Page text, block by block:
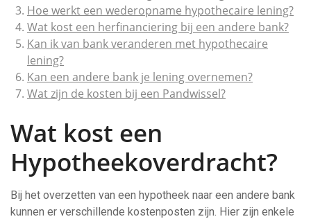
Hoe werkt een wederopname hypothecaire lening?
Wat kost een herfinanciering bij een andere bank?
Kan ik van bank veranderen met hypothecaire
lening?
Kan een andere bank je lening overnemen?
Wat zijn de kosten bij een Pandwissel?
Wat kost een
Hypotheekoverdracht?
Bij het overzetten van een hypotheek naar een andere bank
kunnen er verschillende kostenposten zijn. Hier zijn enkele